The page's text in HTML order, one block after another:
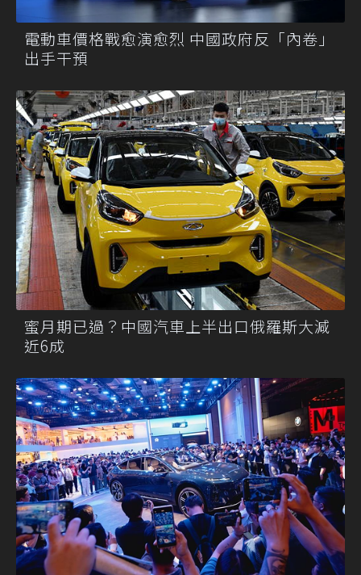
電動車價格戰愈演愈烈 中國政府反「內卷」
出手干預
蜜月期已過？中國汽車上半出口俄羅斯大減
近6成